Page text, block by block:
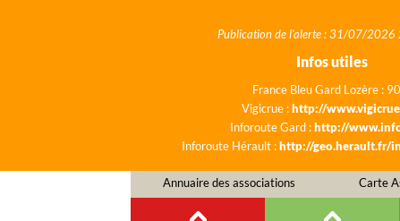
Publication de l'alerte : 31/07/
Infos utiles
France Bleu Gard Lozère :
Vigicrue :http://
Inforoute Gard :http://
Inforoute Hérault :http://geo.herault.fr/
Annuaire des associations Carte